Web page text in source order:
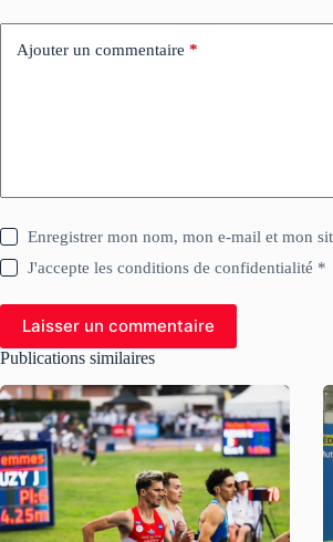
Ajouter un commentaire *
Enregistrer mon nom, mon e-mail et mon
J'accepte les conditions de confidentialité *
Laisser un commentaire
Publications similaires